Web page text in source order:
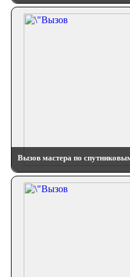
Вызов мастера по